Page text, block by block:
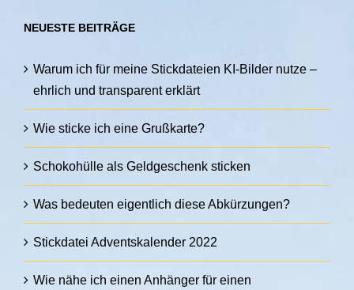
NEUESTE BEITRÄGE
Warum ich für meine Stickdateien KI-Bilder nutze –
ehrlich und transparent erklärt
Wie sticke ich eine Grußkarte?
Schokohülle als Geldgeschenk sticken
Was bedeuten eigentlich diese Abkürzungen?
Stickdatei Adventskalender 2022
Wie nähe ich einen Anhänger für einen